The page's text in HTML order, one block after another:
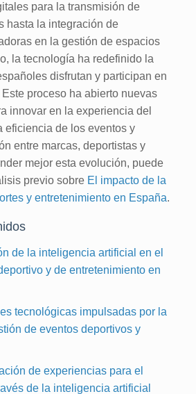
para la transmisión de
hasta la integración de
en la gestión de espacios
la tecnología ha redefinido la
disfrutan y participan en
proceso ha abierto nuevas
innovar en la experiencia del
eficiencia de los eventos y
entre marcas, deportistas y
mejor esta evolución, puede
previo sobre El impacto de la
y entretenimiento en España.
de la inteligencia artificial en el
y de entretenimiento en
tecnológicas impulsadas por la
de eventos deportivos y
de experiencias para el
de la inteligencia artificial